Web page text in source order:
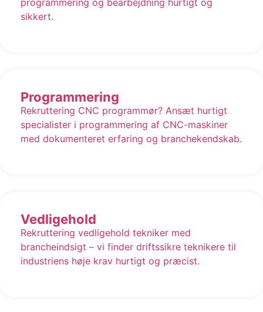
sikkert.
Programmering
Rekruttering CNC programmør? Ansæt hurtigt
specialister i programmering af CNC-maskiner
med dokumenteret erfaring og branchekendskab.
Vedligehold
Rekruttering vedligehold tekniker med
brancheindsigt – vi finder driftssikre teknikere til
industriens høje krav hurtigt og præcist.